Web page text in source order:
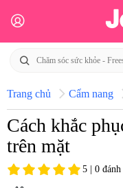
Trang chủ Cẩm nang
Cách khắc
trên mặt
5 | 0 đánh